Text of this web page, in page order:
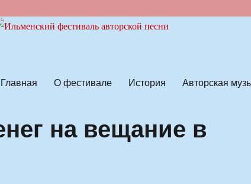
Главная О фестивале История Авторская
на вещание в